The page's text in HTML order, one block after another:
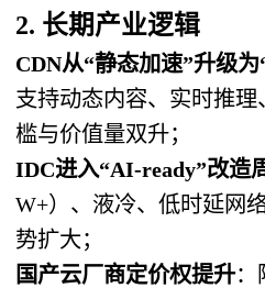
2. 长期产业逻辑
CDN从“静态加速”升级
支持动态内容、实时推理
槛与价值量双升；
IDC进入“AI-ready”改造
W+）、液冷、低时延网
势扩大；
国产云厂商定价权提升：